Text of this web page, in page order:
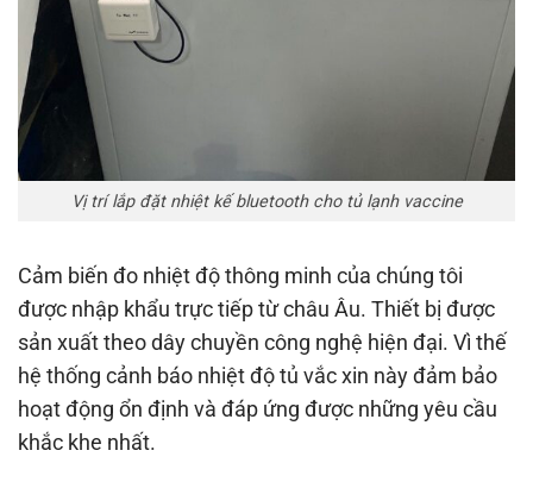
Vị trí lắp đặt nhiệt kế bluetooth cho tủ lạnh vaccine
Cảm biến đo nhiệt độ thông minh của chúng tôi
được nhập khẩu trực tiếp từ châu Âu. Thiết bị được
sản xuất theo dây chuyền công nghệ hiện đại. Vì thế
hệ thống cảnh báo nhiệt độ tủ vắc xin này đảm bảo
hoạt động ổn định và đáp ứng được những yêu cầu
khắc khe nhất.